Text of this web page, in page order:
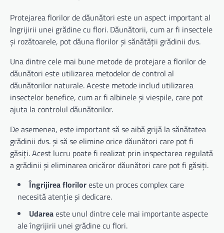
Protejarea florilor de dăunători este un aspect important al
îngrijirii unei grădine cu flori. Dăunătorii, cum ar fi insectele
și rozătoarele, pot dăuna florilor și sănătății grădinii dvs.
Una dintre cele mai bune metode de protejare a florilor de
dăunători este utilizarea metodelor de control al
dăunătorilor naturale. Aceste metode includ utilizarea
insectelor benefice, cum ar fi albinele și viespile, care pot
ajuta la controlul dăunătorilor.
De asemenea, este important să se aibă grijă la sănătatea
grădinii dvs. și să se elimine orice dăunători care pot fi
găsiți. Acest lucru poate fi realizat prin inspectarea regulată
a grădinii și eliminarea oricăror dăunători care pot fi găsiți.
Îngrijirea floriloreste un proces complex care
necesită atenție și dedicare.
Udareaeste unul dintre cele mai importante aspecte
ale îngrijirii unei grădine cu flori.